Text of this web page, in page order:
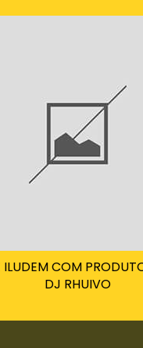
ILUDEM COM
DJ RHUIVO